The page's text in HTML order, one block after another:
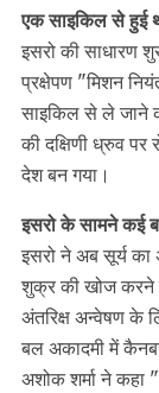
एक साइकिल से हुई
इसरो की साधारण
प्रक्षेपण "मिशन
साइकिल से ले जाने
की दक्षिणी ध्रुव पर
देश बन गया।
इसरो के सामने कई
इसरो ने अब सूर्य का
शुक्र की खोज करने
अंतरिक्ष अन्वेषण के
बल अकादमी में
अशोक शर्मा ने कहा